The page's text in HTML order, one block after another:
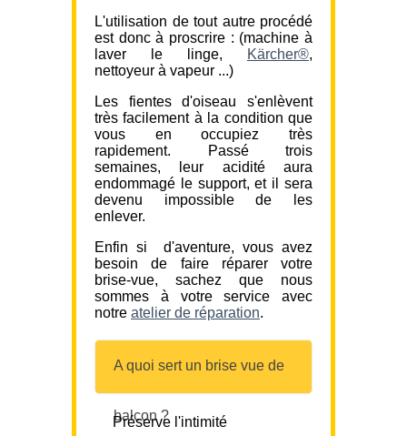
L'utilisation de tout autre procédé
est donc à proscrire : (machine à
laver le linge,
Kärcher®,
nettoyeur à vapeur ...)
Les fientes d'oiseau s'enlèvent
très facilement à la condition que
vous en occupiez très
rapidement. Passé trois
semaines, leur acidité aura
endommagé le support, et il sera
devenu impossible de les
enlever.
Enfin si d'aventure, vous avez
besoin de faire réparer votre
brise-vue, sachez que nous
sommes à votre service avec
notre atelier de réparation.
A quoi sert un brise vue de
balcon ?
Préserve l'intimité